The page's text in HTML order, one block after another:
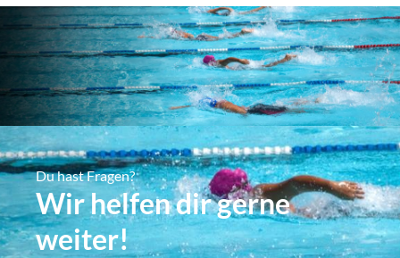
Du hast Fragen?
Wir helfen dir gerne
weiter!